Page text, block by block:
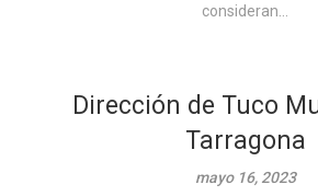
consideran...
Dirección de Tuco
Tarragona
mayo 16, 2023